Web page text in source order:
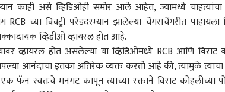
काही असे व्हिडिओही समोर आले आहेत, ज्यामध्ये चाहत्यांचा
RCB च्या विक्ट्री परेडदरम्यान झालेल्या चेंगराचेंगरीत
व्हिडीओ व्हायरल होत आहे.
व्हायरल होत असलेल्या या व्हिडिओमध्ये RCB आणि
आनंदाचा इतका अतिरेक व्यक्त करतो आहे की, त्यामुळे
फॅन स्वतःचे मनगट कापून त्याच्या रक्ताने विराट कोहलीच्या